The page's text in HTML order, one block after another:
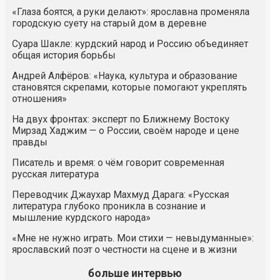
«Глаза боятся, а руки делают»: ярославна променяла
городскую суету на старый дом в деревне
Суара Шакле: курдский народ и Россию объединяет
общая история борьбы
Андрей Алфёров: «Наука, культура и образование
становятся скрепами, которые помогают укреплять
отношения»
На двух фронтах: эксперт по Ближнему Востоку
Мирзад Хаджим — о России, своём народе и цене
правды
Писатель и время: о чём говорит современная
русская литература
Переводчик Джаухар Махмуд Дарага: «Русская
литература глубоко проникла в сознание и
мышление курдского народа»
«Мне не нужно играть. Мои стихи — невыдуманные»:
ярославский поэт о честности на сцене и в жизни
больше интервью